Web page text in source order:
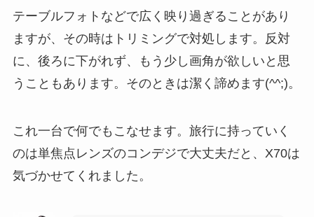
テーブルフォトなどで広く映り過ぎることがあり
ますが、その時はトリミングで対処します。反対
に、後ろに下がれず、もう少し画角が欲しいと思
うこともあります。そのときは潔く諦めます(^^;)。
これ一台で何でもこなせます。旅行に持っていく
のは単焦点レンズのコンデジで大丈夫だと、X70は
気づかせてくれました。